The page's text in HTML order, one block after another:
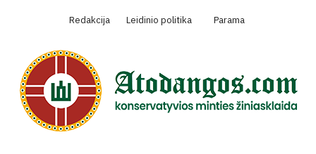
Redakcija Leidinio politika Parama